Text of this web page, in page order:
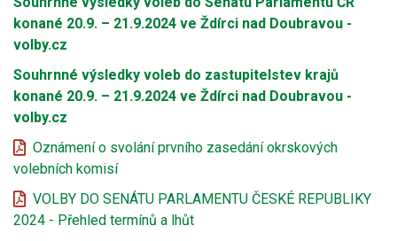
konané 20.9. – 21.9.2024 ve Ždírci nad Doubravou -
volby.cz
Souhrnné výsledky voleb do zastupitelstev krajů
konané 20.9. – 21.9.2024 ve Ždírci nad Doubravou -
volby.cz
Oznámení o svolání prvního zasedání okrskových
volebních komisí
VOLBY DO SENÁTU PARLAMENTU ČESKÉ REPUBLIKY
2024 - Přehled termínů a lhůt